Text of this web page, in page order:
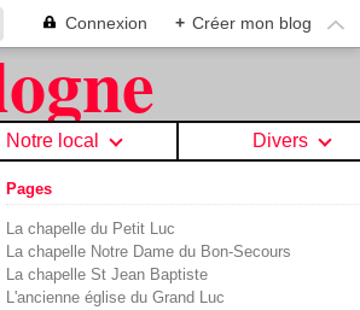
Connexion + Créer mon blog
Notre local Divers
Pages
La chapelle du Petit Luc
La chapelle Notre Dame du Bon-Secours
La chapelle St Jean Baptiste
L'ancienne église du Grand Luc